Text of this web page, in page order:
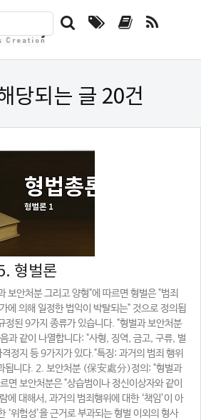
검
하
폼
당되는 글 20건
형벌론
안처분 그리고 양형"에 따르면 형벌은 "범죄
에 의해 일정한 법익이 박탈되는" 것으로 정의됩
정된 9가지 종류가 있습니다. "형벌과 보안처분
과 같이 나열합니다: "사형, 징역, 금고, 구류, 벌
정지 등 9가지가 있다."특징: 과거의 범죄 행위
됩니다. 2. 보안처분 (保安處分)정의: "형벌과
면 보안처분은 "상습범이나 정신이상자와 같이
에 대해서, 과거의 범죄행위에 대한 ‘책임’이 아
‘위험성’을 근거로 부과되는 형벌 이외의 형사